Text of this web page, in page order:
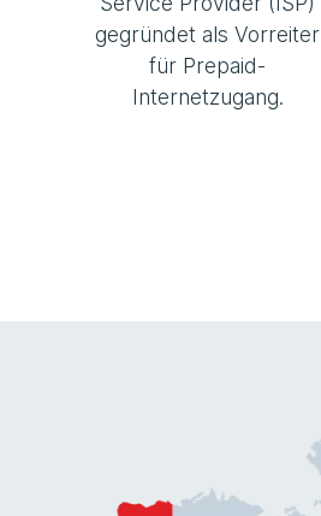
gegründet als Vorreiter
für Prepaid-
Internetzugang.